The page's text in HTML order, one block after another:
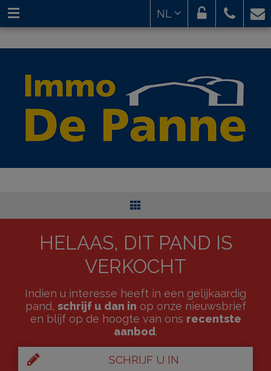
NL
HELAAS, DIT PAND IS
VERKOCHT
Indien u interesse heeft in een gelijkaardig
pand, schrijf u dan in op onze nieuwsbrief
en blijf op de hoogte van ons recentste
aanbod.
SCHRIJF U IN